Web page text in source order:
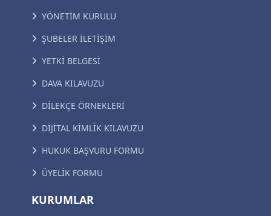
YÖNETİM KURULU
ŞUBELER İLETİŞİM
YETKİ BELGESİ
DAVA KILAVUZU
DİLEKÇE ÖRNEKLERİ
DİJİTAL KİMLİK KILAVUZU
HUKUK BAŞVURU FORMU
ÜYELİK FORMU
KURUMLAR